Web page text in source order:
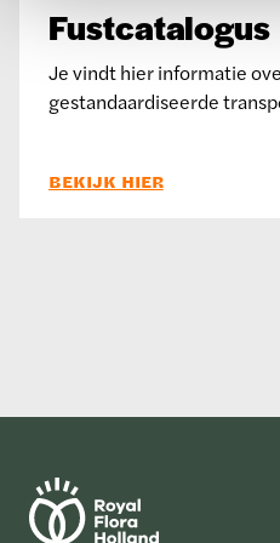
Fustcatalogus
Je vindt hier informatie
gestandaardiseerde
BEKIJK HIER